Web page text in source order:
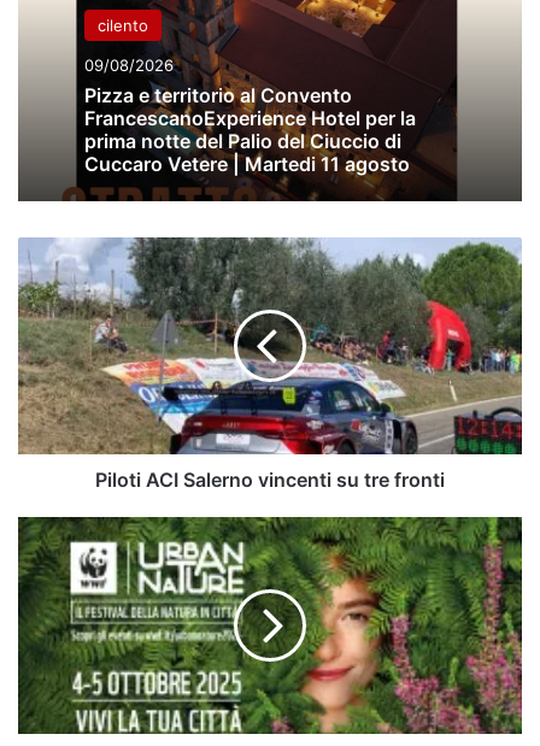
cilento
09/08/2026
Pizza e territorio al Convento
FrancescanoExperience Hotel per la
prima notte del Palio del Ciuccio di
Cuccaro Vetere | Martedi 11 agosto
Piloti
ACI
Salerno
vincenti
su
tre
fronti
Piloti ACI Salerno vincenti su tre fronti
Urban
Nature
2025
Eventi
WWF
in
Campania